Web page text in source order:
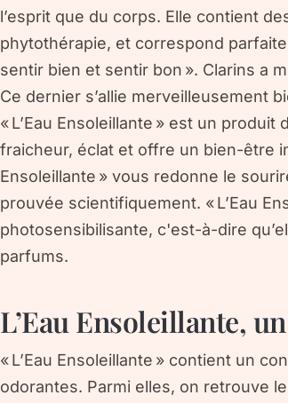
l’esprit que du corps. Elle contient
phytothérapie, et correspond
sentir bien et sentir bon ». Clarins a
Ce dernier s’allie merveilleusement
« L’Eau Ensoleillante » est un
fraicheur, éclat et offre un bien-être
Ensoleillante » vous redonne le
prouvée scientifiquement. « L’Eau
photosensibilisante, c'est-à-dire
parfums.
L’Eau Ensoleillante,
« L’Eau Ensoleillante » contient un
odorantes. Parmi elles, on retrouve